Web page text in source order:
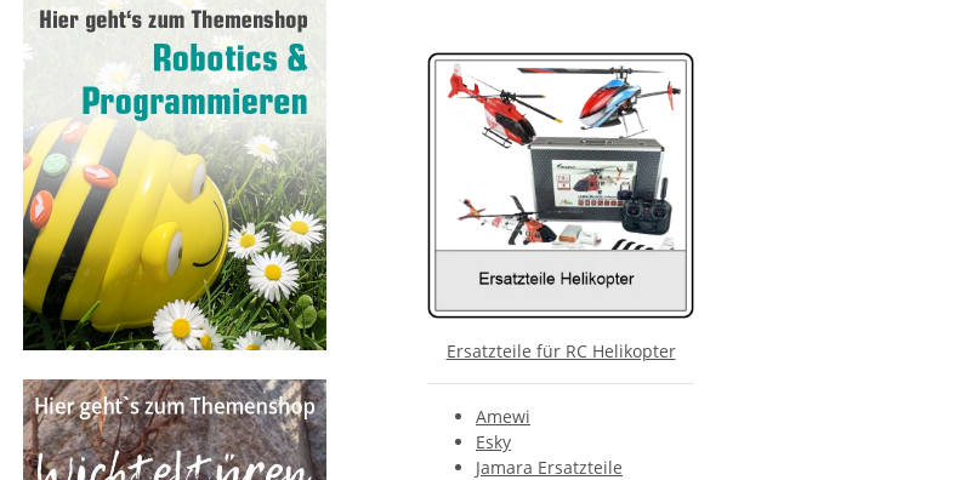
Ersatzteile für RC Helikopter
Amewi
Esky
Jamara Ersatzteile